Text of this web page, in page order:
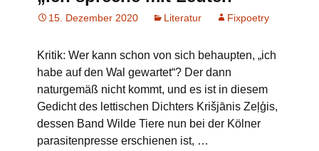
15. Dezember 2020 Literatur Fixpoetry
Kritik: Wer kann schon von sich behaupten, „ich
habe auf den Wal gewartet“? Der dann
naturgemäß nicht kommt, und es ist in diesem
Gedicht des lettischen Dichters Krišjānis Zeļģis,
dessen Band Wilde Tiere nun bei der Kölner
parasitenpresse erschienen ist, …